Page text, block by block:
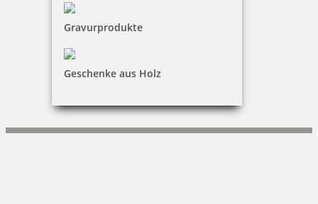
Gravurprodukte
Geschenke aus Holz
KONTAKT
büroPARTNERteam GmbH
Stefan Kisch
+49 (0)6124-723790